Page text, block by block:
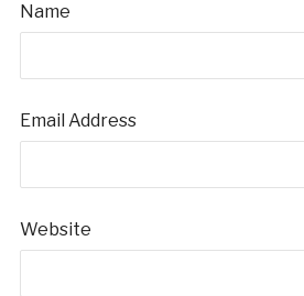
Name
Email Address
Website